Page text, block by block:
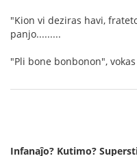
"Kion vi deziras havi,
panjo.........
"Pli bone bonbonon",
Infanaĵo? Kutimo?